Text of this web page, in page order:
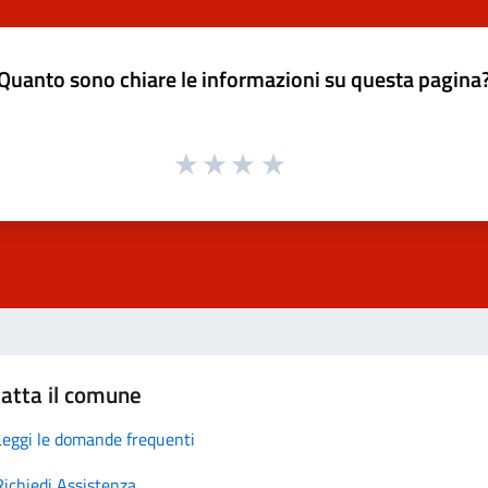
sono chiare le informazioni su questa
il comune
le domande frequenti